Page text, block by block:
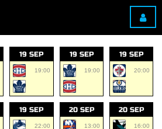
19 SEP
19:00
19 SEP
19:00
19 SEP
20:00
19 SEP
22:00
20 SEP
13:00
20 SEP
16:00